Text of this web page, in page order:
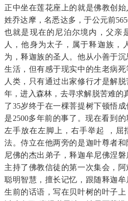
正中坐在莲花座上的就是佛教创
姓乔达摩，名悉达多，于公元前
也就是现在的尼泊尔境内，父亲
人，他身为太子，属于释迦族，
为，释迦族的圣人。他从小善于
生活，但有感于现实中的生老病
人类，只有通过出家修行才是解
年，进入森林，去寻求解脱苦难的
了35岁终于在一棵菩提树下顿悟
是2500多年前的事了。现在看到
左手放在左脚上，右手举起 ，屈
法。侍立在他两旁的是迦叶尊者
尼佛的杰出弟子，释迦牟尼佛涅
主持了佛教信徒的第一次集会，阿
聪明智慧，擅长记忆，跟随释迦
生前的话语，写在贝叶树的叶子